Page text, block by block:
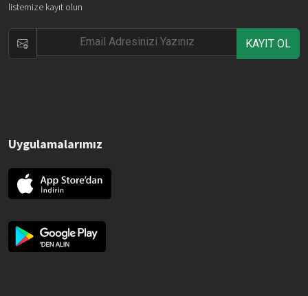
listemize kayıt olun
KAYIT OL
Uygulamalarımız